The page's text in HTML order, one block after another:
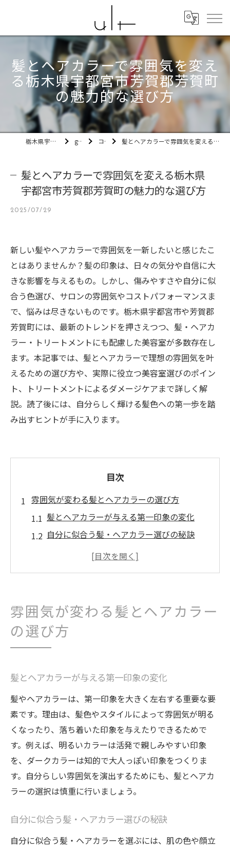
髪とヘアカラーで雰囲気を変え
る栃木県宇都宮市芳賀郡芳賀町
の魅力的な選び方
栃木県宇都宮市の美容室ult gallery コラム 髪とヘアカラーで雰囲気を変える栃木県宇都宮市芳賀郡芳賀町の魅力的な選び方
髪とヘアカラーで雰囲気を変える栃木県
宇都宮市芳賀郡芳賀町の魅力的な選び方
2025/07/29
新しい髪やヘアカラーで雰囲気を一新したいと感じたこ
とはありませんか？髪の印象は、日々の気分や自信に大
きな影響を与えるもの。しかし、傷みやすさや自分に似
合う色選び、サロンの雰囲気やコストパフォーマンスま
で、悩みは尽きないものです。栃木県宇都宮市や芳賀郡
芳賀町には、最新のトレンドを押さえつつ、髪・ヘアカ
ラー・トリートメントにも配慮した美容室が多数存在し
ます。本記事では、髪とヘアカラーで理想の雰囲気を叶
えるための選び方や、実際に役立つ美容室選びのポイン
ト、トリートメントによるダメージケアまで詳しく解
説。読了後には、自分らしく輝ける髪色への第一歩を踏
み出すヒントが手に入ります。
目次
雰囲気が変わる髪とヘアカラーの選び方
髪とヘアカラーが与える第一印象の変化
自分に似合う髪・ヘアカラー選びの秘訣
髪・ヘアカラーで雰囲気を自在に操る方法
美容室選びで失敗しない髪色の決め方
カラーが上手い美容室の見極めポイント
髪のダメージを抑えるトリートメント方法
髪の傷みを予防する最新トリートメント法
択
髪の健康を保つトリートメントの選び方
カラー後でも美しい髪を維持する秘訣
人気の美容室で試せる髪・ヘアカラーケア
流行カラーで自分らしさを楽しむ秘訣
髪・ヘアカラーのトレンドを押さえる方法
髪・ヘアカラー・トリートメントの流行解
説
雰囲気が変わる髪とヘアカラー
の選び方
髪とヘアカラーが与える第一印象の変化
髪やヘアカラーは、第一印象を大きく左右する重要な要
素です。理由は、髪色やスタイルによって雰囲気が明る
くなったり、落ち着いた印象を与えたりできるためで
す。例えば、明るいカラーは活発で親しみやすい印象
を、ダークカラーは知的で大人っぽい印象をつくりま
す。自分らしい雰囲気を演出するためにも、髪とヘアカ
ラーの選択は慎重に行いましょう。
自分に似合う髪・ヘアカラー選びの秘訣
自分に似合う髪・ヘアカラーを選ぶには、肌の色や顔立